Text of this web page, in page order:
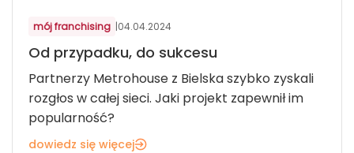
mój franchising |04.04.2024
Od przypadku, do sukcesu
Partnerzy Metrohouse z Bielska szybko zyskali
rozgłos w całej sieci. Jaki projekt zapewnił im
popularność?
dowiedz się więcej